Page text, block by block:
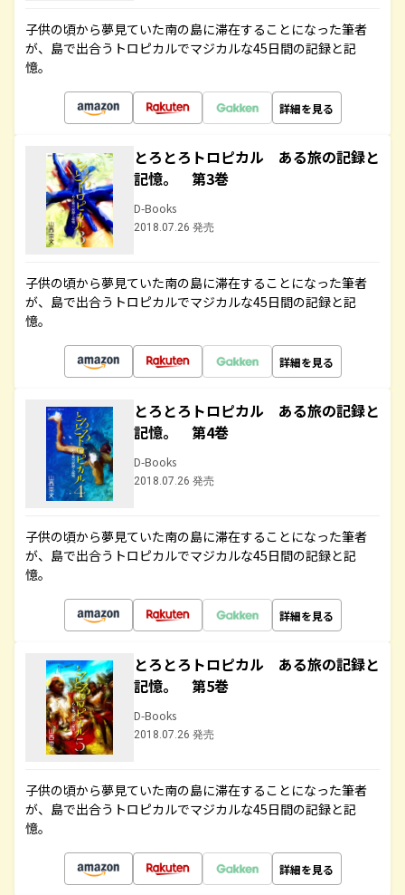
子供の頃から夢見ていた南の島に滞在することになった筆者
が、島で出合うトロピカルでマジカルな45日間の記録と記
憶。
詳細を見る
とろとろトロピカル ある旅の記録と
記憶。 第3巻
D-Books
2018.07.26 発売
子供の頃から夢見ていた南の島に滞在することになった筆者
が、島で出合うトロピカルでマジカルな45日間の記録と記
憶。
詳細を見る
とろとろトロピカル ある旅の記録と
記憶。 第4巻
D-Books
2018.07.26 発売
子供の頃から夢見ていた南の島に滞在することになった筆者
が、島で出合うトロピカルでマジカルな45日間の記録と記
憶。
詳細を見る
とろとろトロピカル ある旅の記録と
記憶。 第5巻
D-Books
2018.07.26 発売
子供の頃から夢見ていた南の島に滞在することになった筆者
が、島で出合うトロピカルでマジカルな45日間の記録と記
憶。
詳細を見る